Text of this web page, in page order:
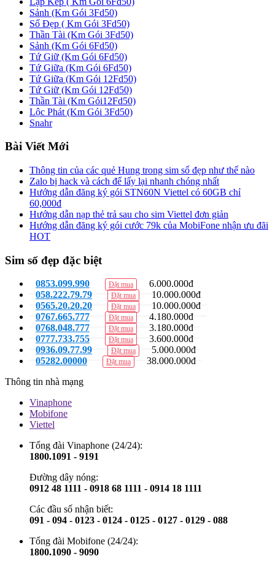
Sảnh (Km Gói 3Fd50)
Số Đẹp ( Km Gói 3Fd50)
Thần Tài (Km Gói 3Fd50)
Sảnh (Km Gói 6Fd50)
Tứ Giữ (Km Gói 6Fd50)
Tứ Giữa (Km Gói 6Fd50)
Tứ Giữa (Km Gói 12Fd50)
Tứ Giữ (Km Gói 12Fd50)
Thần Tài (Km Gói12Fd50)
Lộc Phát (Km Gói 3Fd50)
Snahr
Bài Viết Mới
Thông tin của các quẻ Hung trong sim số đẹp như thế nào
Zalo bị hack và cách để lấy lại nhanh chóng nhất
Hướng dẫn đăng ký gói STN60N Viettel có 60GB chỉ
60,000đ
Hướng dẫn nạp thẻ trả sau cho sim Viettel đơn giản
Hướng dẫn đăng ký gói cước 79k của MobiFone nhận ưu đãi
HOT
Sim số đẹp đặc biệt
0853.099.990 Đặt mua
6.000.000đ
058.222.79.79
Đặt mua
10.000.000đ
0565.20.20.20
Đặt mua
10.000.000đ
0767.665.777
Đặt mua
4.180.000đ
0768.048.777
Đặt mua
3.180.000đ
0777.733.755
Đặt mua
3.600.000đ
0936.09.77.99
Đặt mua
5.000.000đ
05282.00000
Đặt mua
38.000.000đ
Thông tin nhà mạng
Vinaphone
Mobifone
Viettel
Tổng đài Vinaphone (24/24):
1800.1091 - 9191
Đường dây nóng:
0912 48 1111 - 0918 68 1111 - 0914 18 1111
Các đầu số nhận biết:
091 - 094 - 0123 - 0124 - 0125 - 0127 - 0129 - 088
Tổng đài Mobifone (24/24):
1800.1090 - 9090